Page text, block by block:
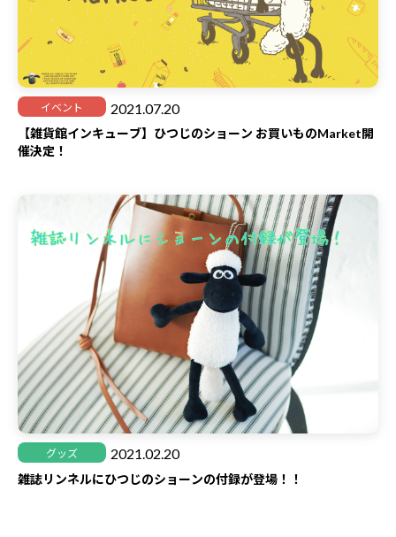
イベント 2021.07.20
【雑貨館インキューブ】ひつじのショーン お買いものMarket開
催決定！
グッズ 2021.02.20
雑誌リンネルにひつじのショーンの付録が登場！！